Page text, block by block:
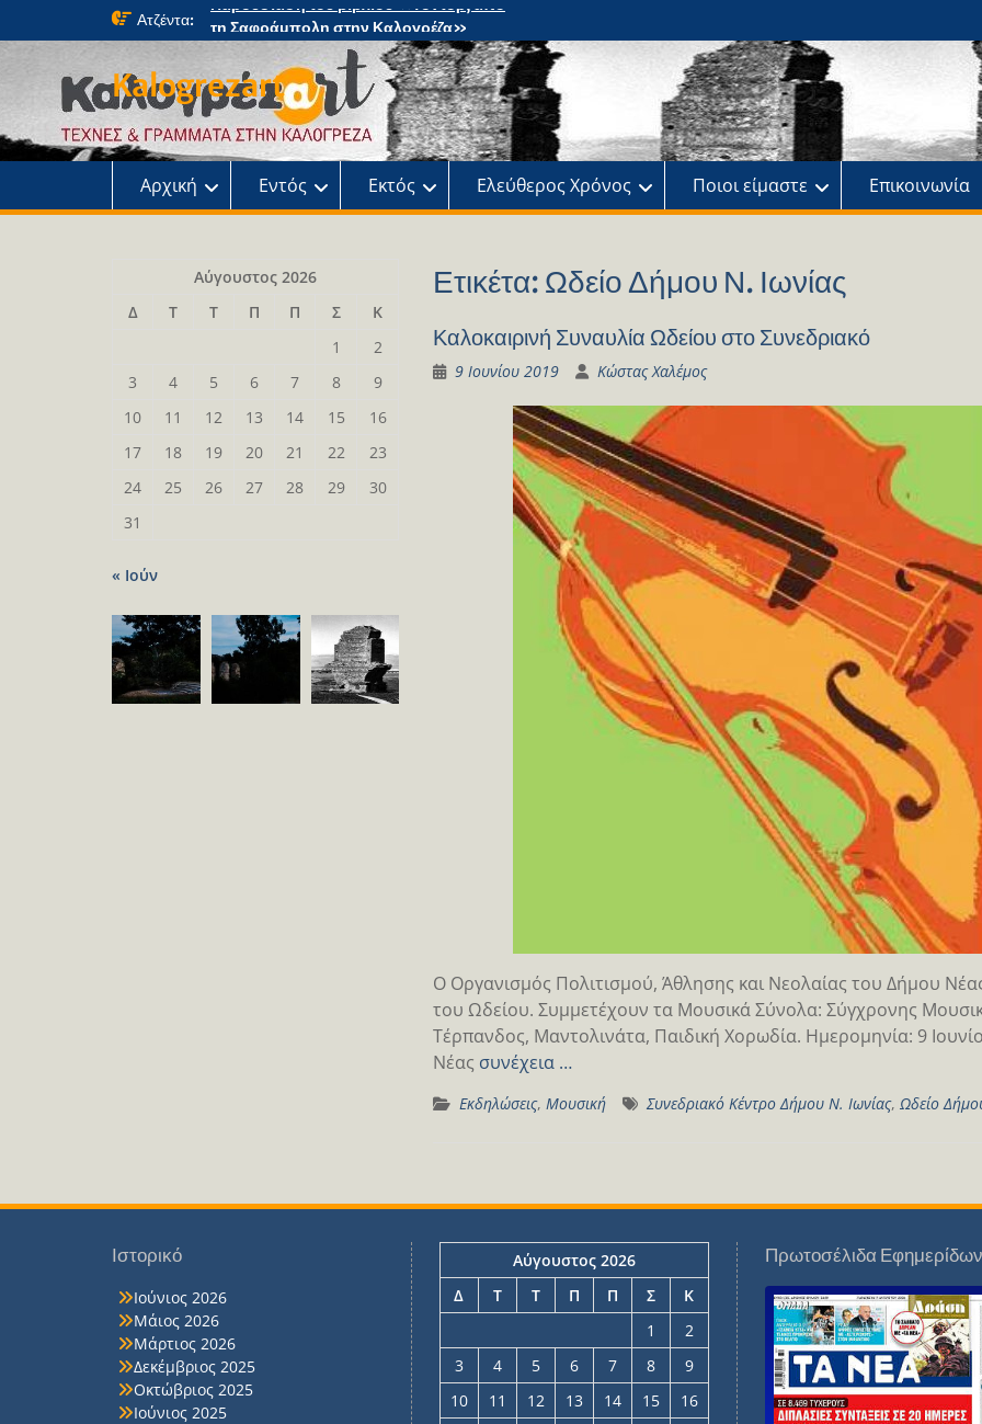
Ατζέντα:
«Τα Χριστουγεννιάτικα Έλατα: μια
μαγική περιπέτεια» στο κτήμα Φιξ
Η Χριστουγεννιάτικη συναυλία του
Ωδείου
Παρουσίαση του βιβλίου: Τα παιδιά της
αλάνας
Παρουσίαση του βιβλίου «Τοντόρ, από
τη Σαφράμπολη στην Καλογρέζα»
Kalogrezart
Αρχική Εντός Εκτός Ελεύθερος Χρόνος Ποιοι είμαστε Επικοινωνία
Ετικέτα:Ωδείο Δήμου Ν. Ιωνίας
Καλοκαιρινή Συναυλία Ωδείου στο Συνεδριακό
9 Ιουνίου 2019 Κώστας Χαλέμος
Ο Οργανισμός Πολιτισμού, Άθλησης και Νεολαίας του Δήμου
του Ωδείου. Συμμετέχουν τα Μουσικά Σύνολα: Σύγχρονης
Τέρπανδος, Μαντολινάτα, Παιδική Χορωδία. Ημερομηνία: 9
Νέας συνέχεια …
Εκδηλώσεις, Μουσική Συνεδριακό Κέντρο Δήμου Ν. Ιωνίας, Ωδείο
Αύγουστος 2026
Δ
Τ Τ Π Π Σ
Κ
1
2
3
4 5 6 7 8
9
10
11 12 13 14 15
16
17
18 19 20 21 22
23
24
25 26 27 28 29
30
31
« Ιούν
Ιστορικό
Ιούνιος 2026
Μάιος 2026
Μάρτιος 2026
Δεκέμβριος 2025
Οκτώβριος 2025
Ιούνιος 2025
Αύγουστος 2026
Δ
Τ Τ Π Π Σ
Κ
1
2
3
4 5 6 7 8
9
10
11 12 13 14 15
16
Πρωτοσέλιδα Εφημερίδων